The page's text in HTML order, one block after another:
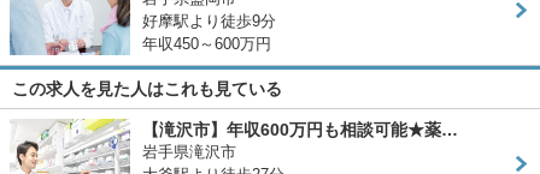
好摩駅より徒歩9分
年収450～600万円
この求人を見た人はこれも見ている
【滝沢市】年収600万円も相談可能★薬…
岩手県滝沢市